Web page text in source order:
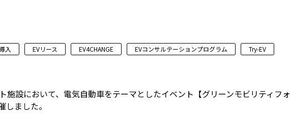
入 EVリース EV4CHANGE EVコンサルテーションプログラム
Try-EV
施設において、電気自動車をテーマとしたイベント【グリーンモビリティフォ
ました。